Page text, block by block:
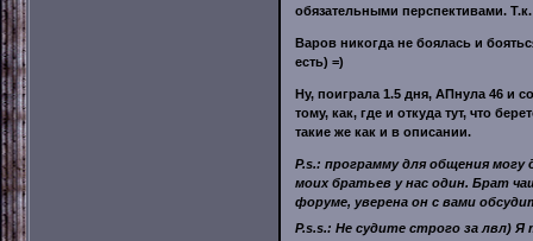
обязательными перспективами.
Варов никогда не боялась и
есть) =)
Ну, поиграла 1.5 дня, АПнула 46 и
тому, как, где и откуда тут, что
такие же как и в описании.
P.s.: программу для общения
моих братьев у нас один. Брат
форуме, уверена он с вами
P.s.s.: Не судите строго за лвл)